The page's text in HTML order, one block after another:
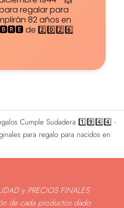
regalar para
82 años en
de 2️⃣0️⃣2️⃣6️⃣
Cumple Sudadera 1️⃣9️⃣4️⃣4️⃣ -
para regalo para nacidos en
y PRECIOS FINALES
de cada productos dado